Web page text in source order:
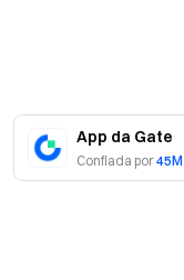
App da Gate
Confiada por45M